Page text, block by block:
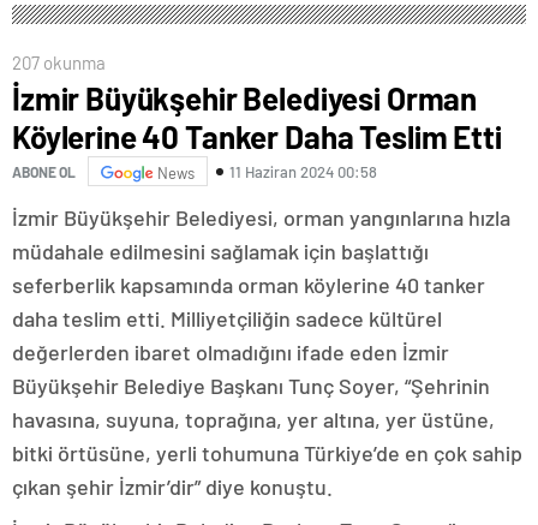
207 okunma
İzmir Büyükşehir Belediyesi Orman
Köylerine 40 Tanker Daha Teslim Etti
ABONE OL News 11 Haziran 2024 00:58
İzmir Büyükşehir Belediyesi, orman yangınlarına hızla
müdahale edilmesini sağlamak için başlattığı
seferberlik kapsamında orman köylerine 40 tanker
daha teslim etti. Milliyetçiliğin sadece kültürel
değerlerden ibaret olmadığını ifade eden İzmir
Büyükşehir Belediye Başkanı Tunç Soyer, “Şehrinin
havasına, suyuna, toprağına, yer altına, yer üstüne,
bitki örtüsüne, yerli tohumuna Türkiye’de en çok sahip
çıkan şehir İzmir’dir” diye konuştu.